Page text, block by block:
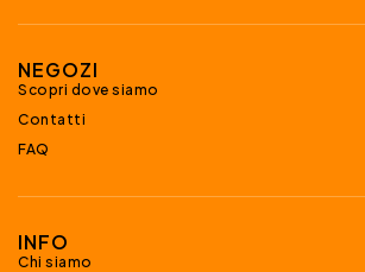
NEGOZI
Scopri dove siamo
Contatti
FAQ
INFO
Chi siamo